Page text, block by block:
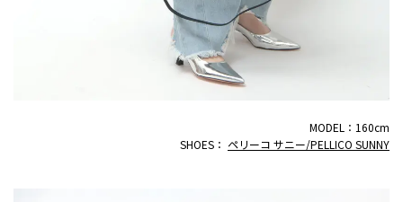
MODEL：160cm
SHOES： ペリーコ サニー/PELLICO SUNNY